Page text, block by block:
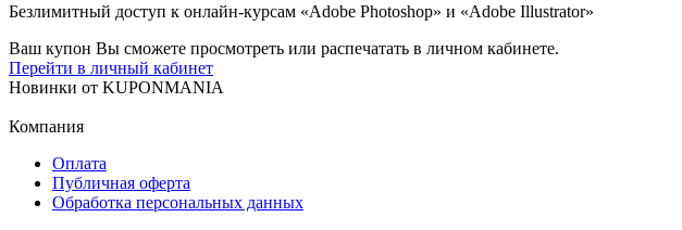
Безлимитный доступ к онлайн-курсам «Adobe Photoshop» и «Adobe Illustrator»
Ваш купон Вы сможете просмотреть или распечатать в личном кабинете.
Перейти в личный кабинет
Новинки от KUPONMANIA
Компания
Оплата
Публичная оферта
Обработка персональных данных